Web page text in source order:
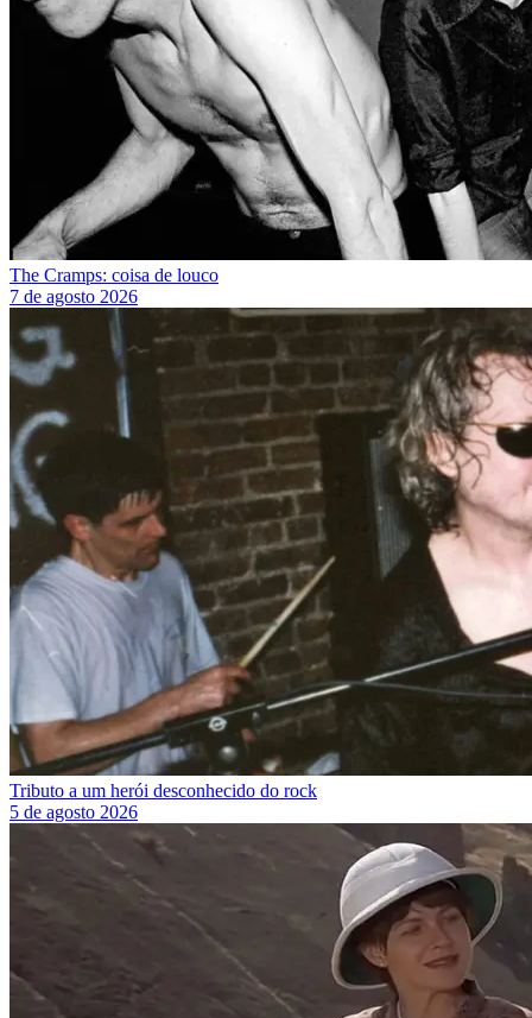
The Cramps: coisa de louco
7 de agosto 2026
Tributo a um herói desconhecido do rock
5 de agosto 2026